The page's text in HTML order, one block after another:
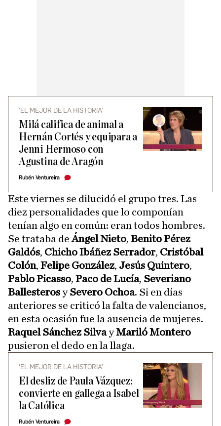
‘EL MEJOR DE LA HISTORIA’
Milá califica de animal a
Hernán Cortés y equipara a
Jenni Hermoso con
Agustina de Aragón
Rubén Ventureira
Este viernes se dilucidó el grupo tres. Las
diez personalidades que lo componían
tenían algo en común: eran todos hombres.
Se trataba deÁngel Nieto, Benito Pérez
Galdós, Chicho Ibáñez Serrador, Cristóbal
Colón, Felipe González, Jesús Quintero,
Pablo Picasso, Paco de Lucía, Severiano
BallesterosySevero Ochoa. Si en días
anteriores se criticó la falta de valencianos,
en esta ocasión fue la ausencia de mujeres.
Raquel Sánchez SilvayMariló Montero
pusieron el dedo en la llaga.
‘EL MEJOR DE LA HISTORIA’
El desliz de Paula Vázquez:
convierte en gallega a Isabel
la Católica
Rubén Ventureira